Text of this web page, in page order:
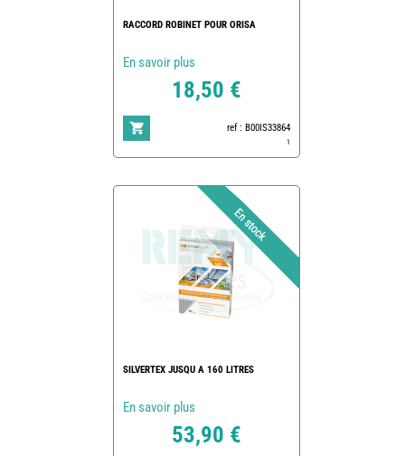
RACCORD ROBINET POUR ORISA
En savoir plus
18,50 €
ref : B00IS33864
1
SILVERTEX JUSQU A 160 LITRES
En savoir plus
53,90 €